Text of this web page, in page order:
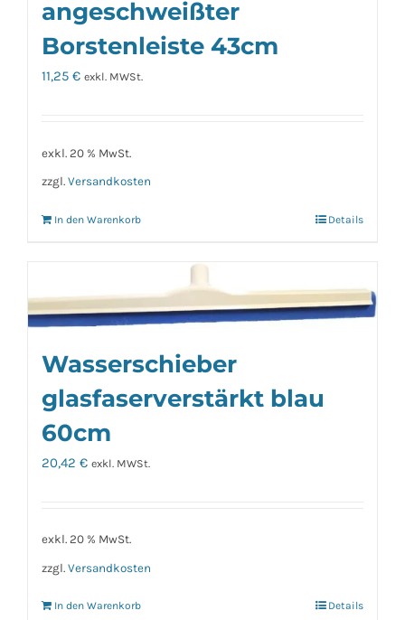
angeschweißter
Borstenleiste 43cm
11,25 € exkl. MWSt.
exkl. 20 % MwSt.
zzgl. Versandkosten
In den Warenkorb Details
Wasserschieber
glasfaserverstärkt blau
60cm
20,42 € exkl. MWSt.
exkl. 20 % MwSt.
zzgl. Versandkosten
In den Warenkorb Details